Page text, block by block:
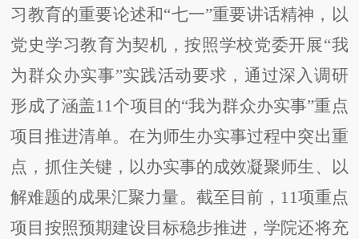
习教育的重要论述和“七一”重要讲话精神，以
党史学习教育为契机，按照学校党委开展“我
为群众办实事”实践活动要求，通过深入调研
形成了涵盖11个项目的“我为群众办实事”重点
项目推进清单。在为师生办实事过程中突出重
点，抓住关键， 以办实事的成效凝聚师生、以
解难题的成果汇聚力量。 截至目前， 11项重点
项目 按照预期建设目标稳步推进，学院还将充